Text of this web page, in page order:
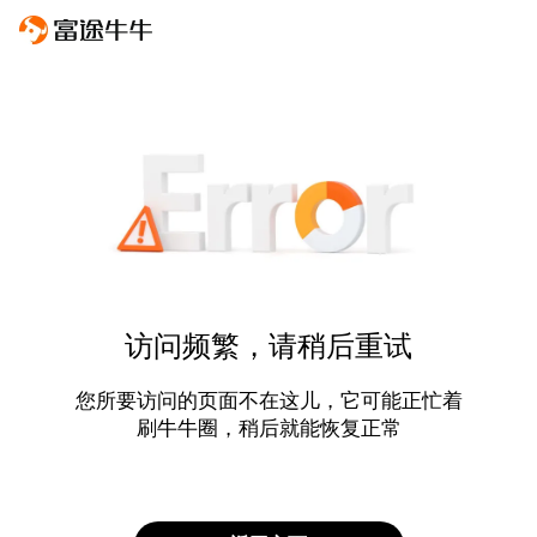
访问频繁，请稍后重试
您所要访问的页面不在这儿，它可能正忙着
刷牛牛圈，稍后就能恢复正常